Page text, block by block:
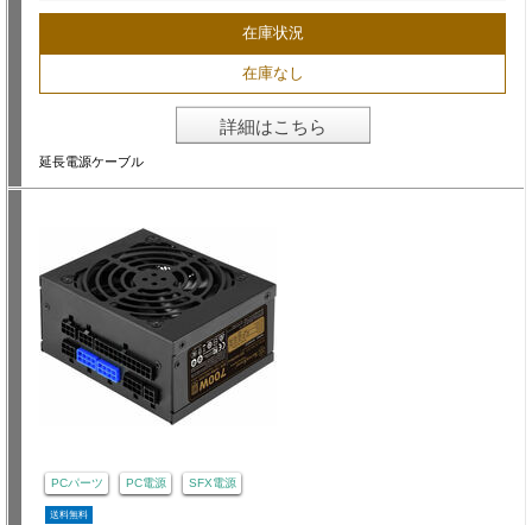
在庫状況
在庫なし
詳細はこちら
延長電源ケーブル
PCパーツ PC電源 SFX電源
送料無料